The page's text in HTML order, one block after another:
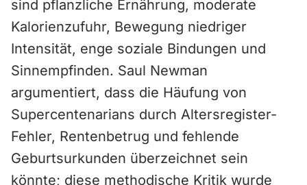
sind pflanzliche Ernährung, moderate
Kalorienzufuhr, Bewegung niedriger
Intensität, enge soziale Bindungen und
Sinnempfinden. Saul Newman
argumentiert, dass die Häufung von
Supercentenarians durch Altersregister-
Fehler, Rentenbetrug und fehlende
Geburtsurkunden überzeichnet sein
könnte; diese methodische Kritik wurde